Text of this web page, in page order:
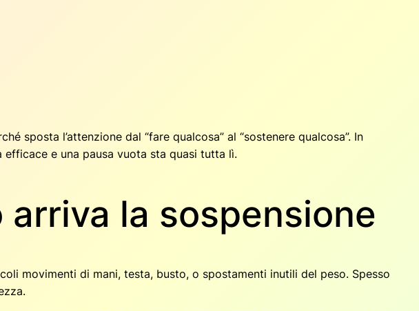
sposta l’attenzione dal “fare qualcosa” al “sostenere qualcosa”. In
e una pausa vuota sta quasi tutta lì.
la sospensione
movimenti di mani, testa, busto, o spostamenti inutili del peso. Spesso